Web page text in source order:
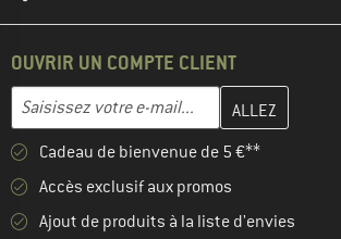
OUVRIR UN COMPTE CLIENT
Adresse e-mail
Entrez votre adresse e-mail ici et créez
Cadeau de bienvenue de 5 €**
Accès exclusif aux promos
Ajout de produits à la liste d'envies